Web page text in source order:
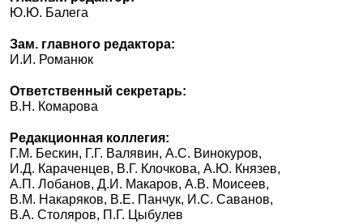
Ю.Ю. Балега
Зам. главного редактора:
И.И. Романюк
Ответственный секретарь:
В.Н. Комарова
Редакционная коллегия:
Г.М. Бескин, Г.Г. Валявин, А.С. Винокуров,
И.Д. Караченцев, В.Г. Клочкова, А.Ю. Князев,
А.П. Лобанов, Д.И. Макаров, А.В. Моисеев,
В.М. Накаряков, В.Е. Панчук, И.С. Саванов,
В.А. Столяров, П.Г. Цыбулев